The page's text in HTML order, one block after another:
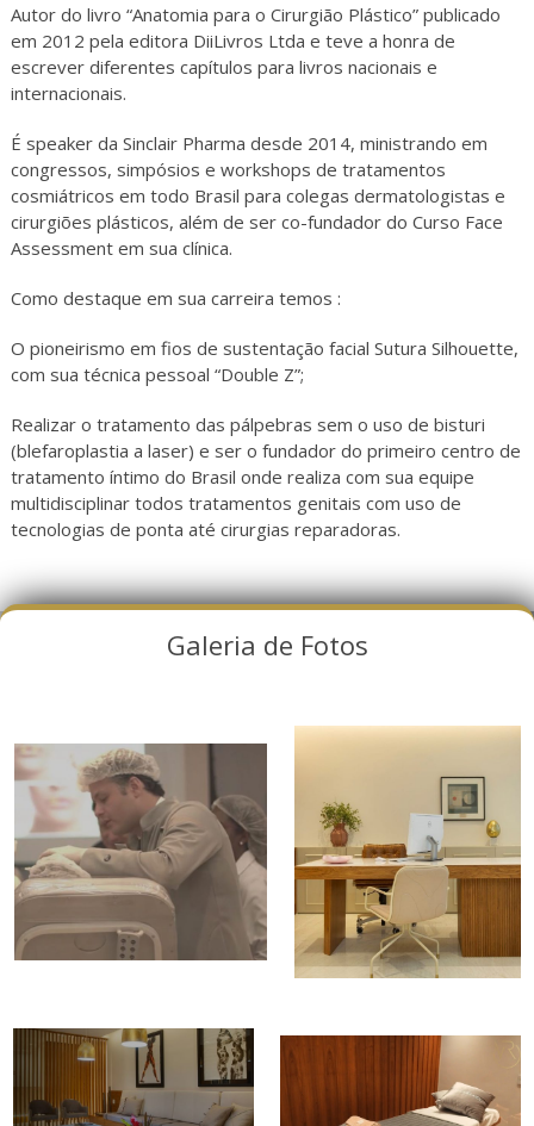
Autor do livro “Anatomia para o Cirurgião Plástico” publicado
em 2012 pela editora DiiLivros Ltda e teve a honra de
escrever diferentes capítulos para livros nacionais e
internacionais.
É speaker da Sinclair Pharma desde 2014, ministrando em
congressos, simpósios e workshops de tratamentos
cosmiátricos em todo Brasil para colegas dermatologistas e
cirurgiões plásticos, além de ser co-fundador do Curso Face
Assessment em sua clínica.
Como destaque em sua carreira temos :
O pioneirismo em fios de sustentação facial Sutura Silhouette,
com sua técnica pessoal “Double Z”;
Realizar o tratamento das pálpebras sem o uso de bisturi
(blefaroplastia a laser) e ser o fundador do primeiro centro de
tratamento íntimo do Brasil onde realiza com sua equipe
multidisciplinar todos tratamentos genitais com uso de
tecnologias de ponta até cirurgias reparadoras.
Galeria de Fotos